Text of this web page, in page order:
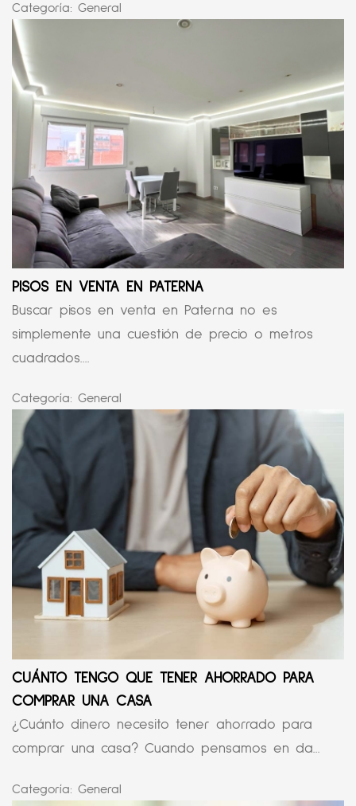
Categoría: General
PISOS EN VENTA EN PATERNA
Buscar pisos en venta en Paterna no es
simplemente una cuestión de precio o metros
cuadrados....
Categoría: General
CUÁNTO TENGO QUE TENER AHORRADO PARA
COMPRAR UNA CASA
¿Cuánto dinero necesito tener ahorrado para
comprar una casa? Cuando pensamos en da...
Categoría: General